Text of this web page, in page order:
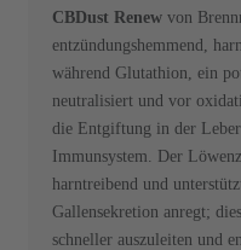
CBDust Renew von
entzündungshemmend,
während Glutathion, ein
neutralisiert und vor
die Entgiftung in der
Immunsystem. Der
harntreibend und
Gallensekretion anregt;
schneller auszuleiten und